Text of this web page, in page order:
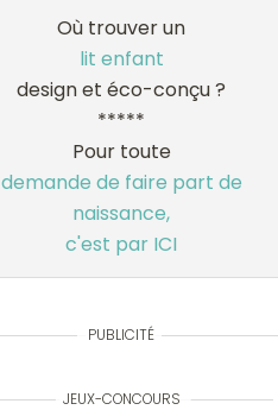
Où trouver un
lit enfant
design et éco-conçu ?
*****
Pour toute
demande de faire part de
naissance,
c'est par ICI
PUBLICITÉ
JEUX-CONCOURS